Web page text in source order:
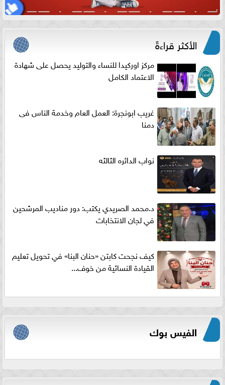
الأكثر قراءةً
مركز اوركيدا للنساء والتوليد يحصل على شهادة
الاعتماد الكامل
غريب ابونجرة: العمل العام وخدمة الناس فى
دمنا
نواب الدائره الثالثه
د.محمد الصريدي يكتب: دور مناديب المرشحين
في لجان الانتخابات
كيف نجحت كابتن «حنان البنا» في تحويل تعليم
القيادة النسائية من خوف...
الفيس بوك